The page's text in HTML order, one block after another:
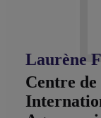
Laurène
Centre